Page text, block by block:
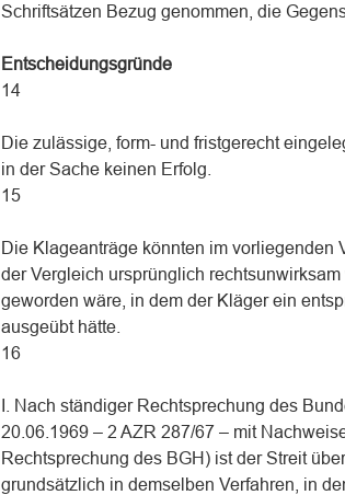
Schriftsätzen Bezug genommen, die
Entscheidungsgründe
14
Die zulässige, form- und fristgerecht
in der Sache keinen Erfolg.
15
Die Klageanträge könnten im vorliegenden
der Vergleich ursprünglich
geworden wäre, in dem der Kläger ein
ausgeübt hätte.
16
I. Nach ständiger Rechtsprechung des
20.06.1969 – 2 AZR 287/67 – mit
Rechtsprechung des BGH) ist der Streit
grundsätzlich in demselben Verfahren, in